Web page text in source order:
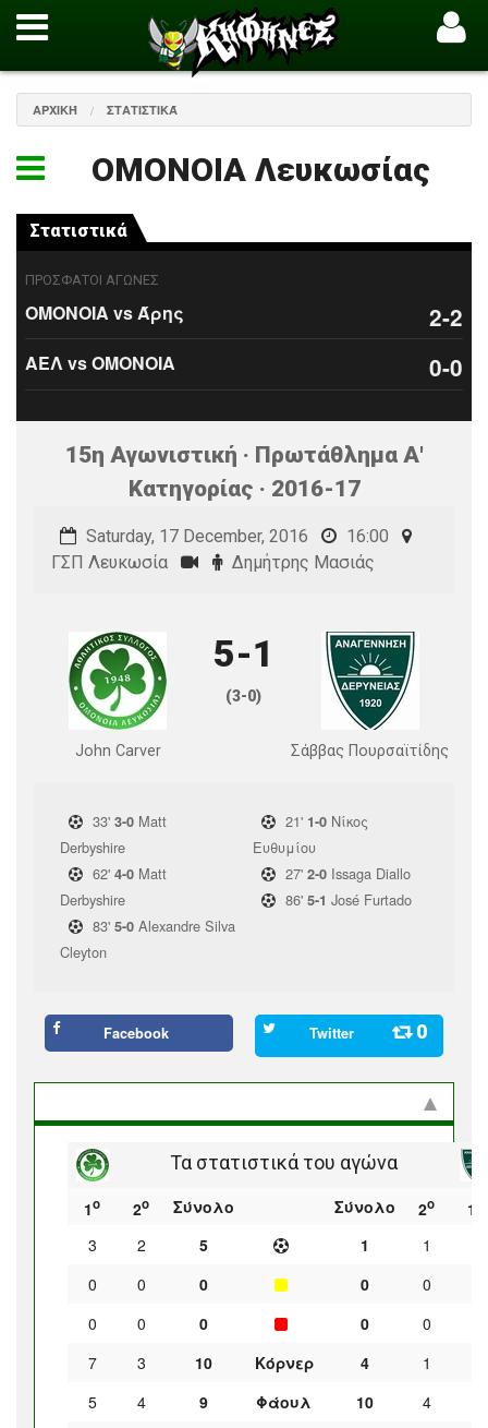
ΑΡΧΙΚΉ ΣΤΑΤΙΣΤΙΚΆ
ΟΜΟΝΟΙΑ Λευκωσίας
Στατιστικά
ΠΡΟΣΦΑΤΟΙ ΑΓΩΝΕΣ
ΟΜΟΝΟΙΑ vs Άρης 2-2
ΑΕΛ vs ΟΜΟΝΟΙΑ 0-0
15η Αγωνιστική · Πρωτάθλημα Α'
Κατηγορίας · 2016-17
Saturday, 17 December, 2016
16:00
ΓΣΠ Λευκωσία
Δημήτρης Μασιάς
John Carver
5-1
(3-0)
Σάββας Πουρσαϊτίδης
33' 3-0 Matt
Derbyshire
62' 4-0 Matt
Derbyshire
83' 5-0 Alexandre Silva
Cleyton
21' 1-0 Νίκος
Ευθυμίου
27' 2-0 Issaga Diallo
86' 5-1 José Furtado
Facebook Twitter 0
Τα στατιστικά του αγώνα
1ο 2ο Σύνολο Σύνολο 2ο 1
3 2 5 1 1
0
0 0 0 0
0
0 0 0 0
7
3 10 Κόρνερ 4 1
5
4 9 Φάουλ 10 4